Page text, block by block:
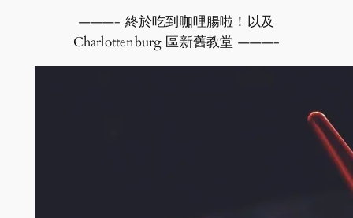
———- 終於吃到咖哩腸啦！以及
Charlottenburg 區新舊教堂 ———-